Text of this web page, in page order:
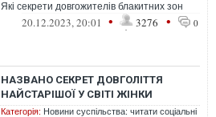
Які секрети довгожителів блакитних зон
20.12.2023, 20:01 • 3276 • 0
НАЗВАНО СЕКРЕТ ДОВГОЛІТТЯ
НАЙСТАРІШОЇ У СВІТІ ЖІНКИ
Категорія: Новини суспільства: читати соціальні